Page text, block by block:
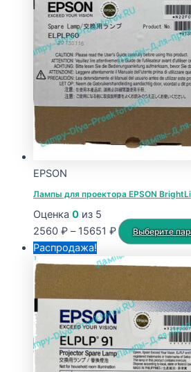
15168 ₽
EPSON
Лампы для проектора EPSON
Оценка 0 из 5
2560 ₽ – 15651 ₽Диапазон
цен:
2560 ₽
15651 ₽
Выберите
Распродажа!